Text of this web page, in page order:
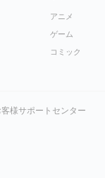
アニメ
ゲーム
コミック
様サポートセンター